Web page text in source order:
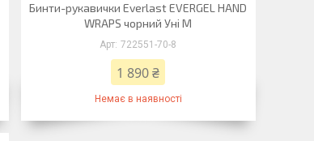
Бинти-рукавички Everlast EVERGEL HAND
WRAPS чорний Уні M
722551-70-8
1 890 ₴
Немає в наявності